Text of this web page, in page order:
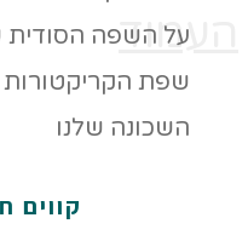
העמוד
קווים